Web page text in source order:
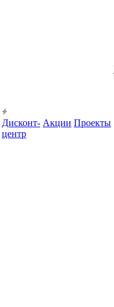
Дисконт-
центр
Акции Проекты